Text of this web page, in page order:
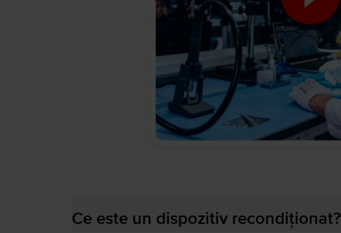
Ce este un dispozitiv recondiționat?